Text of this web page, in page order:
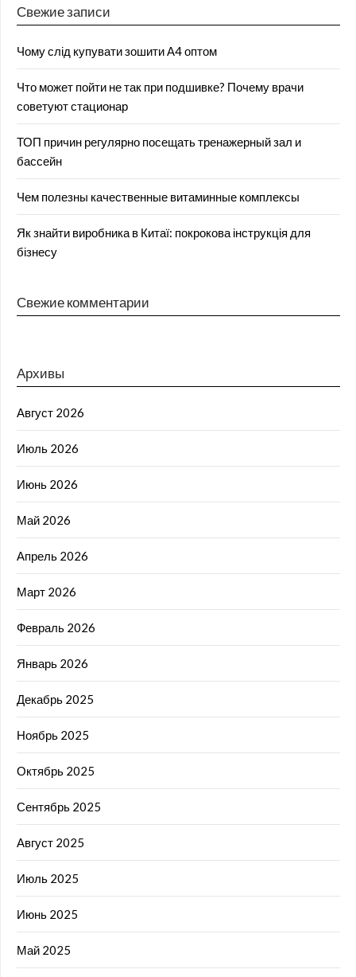
Свежие записи
Чому слід купувати зошити А4 оптом
Что может пойти не так при подшивке? Почему врачи
советуют стационар
ТОП причин регулярно посещать тренажерный зал и
бассейн
Чем полезны качественные витаминные комплексы
Як знайти виробника в Китаї: покрокова інструкція для
бізнесу
Свежие комментарии
Архивы
Август 2026
Июль 2026
Июнь 2026
Май 2026
Апрель 2026
Март 2026
Февраль 2026
Январь 2026
Декабрь 2025
Ноябрь 2025
Октябрь 2025
Сентябрь 2025
Август 2025
Июль 2025
Июнь 2025
Май 2025